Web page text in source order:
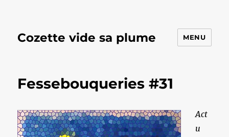
Cozette vide sa plume MENU
Fessebouqueries #31
Act
u